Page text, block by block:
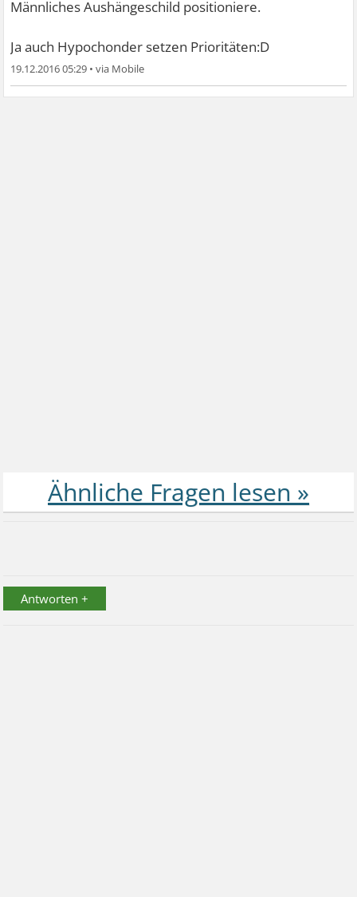
Männliches Aushängeschild positioniere.
Ja auch Hypochonder setzen Prioritäten:D
19.12.2016 05:29 •
Antworten +